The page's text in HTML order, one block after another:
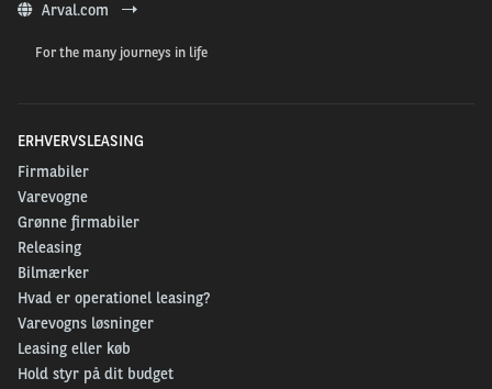
Arval.com
For the many journeys in life
ERHVERVSLEASING
Firmabiler
Varevogne
Grønne firmabiler
Releasing
Bilmærker
Hvad er operationel leasing?
Varevogns løsninger
Leasing eller køb
Hold styr på dit budget